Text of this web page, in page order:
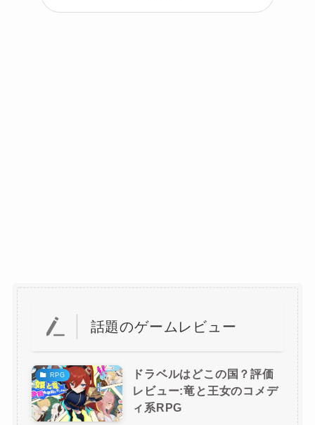
話題のゲームレビュー
RPG
ドラベルはどこの国？評価
レビュー:竜と王女のコメデ
ィ系RPG